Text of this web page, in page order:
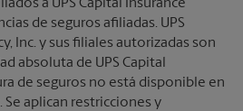
a UPS Capital Insurance
de seguros afiliadas. UPS
Inc. y sus filiales autorizadas son
absoluta de UPS Capital
de seguros no está disponible en
aplican restricciones y